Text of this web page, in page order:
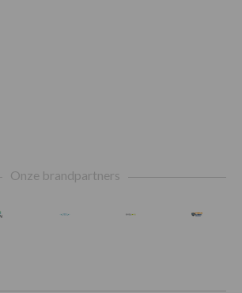
Onze brandpartners